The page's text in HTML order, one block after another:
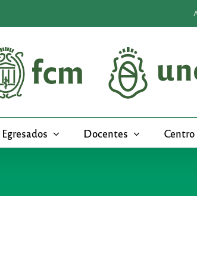
Egresados Docentes Centro